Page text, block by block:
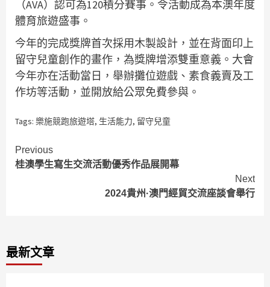
（AVA）認可為120積分賽事。令活動成為本澳年度
體育旅遊盛事。
今年的完成獎牌首次採用木製設計，並在背面印上
留守兒童創作的畫作，為獎牌增添雙重意義。大會
今年亦在活動當日，舉辦攤位遊戲、素食義賣及工
作坊等活動，並開放給公眾免費參與。
Tags: 樂施競跑旅遊塔, 生活能力, 留守兒童
Continue
Reading
Previous
桂澳學生寫生交流活動優秀作品展開幕
Next
2024貴州·澳門經貿交流座談會舉行
最新文章